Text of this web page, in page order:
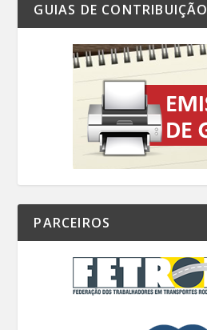
GUIAS DE CONTRIBUIÇÃO
PARCEIROS